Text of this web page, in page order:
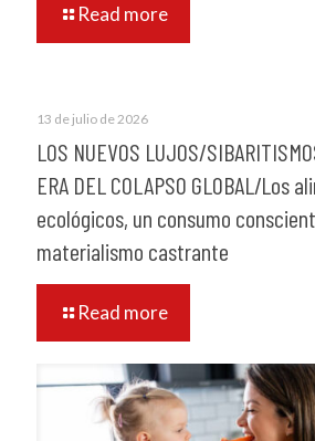
Read more
13 de julio de 2026
LOS NUEVOS LUJOS/
ERA DEL COLAPSO GLOBAL/Los
ecológicos, un consumo
materialismo castrante
Read more